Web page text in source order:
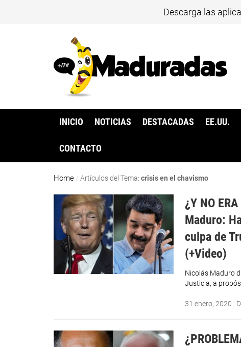
Descarga las
INICIO NOTICIAS DESTACADAS EE.UU.
CONTACTO
Home /Artículos del Tema:crisis en el chavismo
¿Y NO
Maduro:
culpa de
(+Video)
Nicolás Maduro
Justicia, a
31 enero, 2020 |